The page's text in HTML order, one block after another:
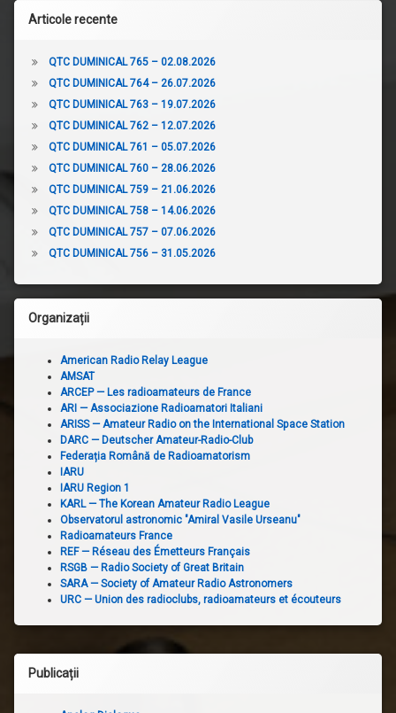
Articole recente
QTC DUMINICAL 765 – 02.08.2026
QTC DUMINICAL 764 – 26.07.2026
QTC DUMINICAL 763 – 19.07.2026
QTC DUMINICAL 762 – 12.07.2026
QTC DUMINICAL 761 – 05.07.2026
QTC DUMINICAL 760 – 28.06.2026
QTC DUMINICAL 759 – 21.06.2026
QTC DUMINICAL 758 – 14.06.2026
QTC DUMINICAL 757 – 07.06.2026
QTC DUMINICAL 756 – 31.05.2026
Organizații
American Radio Relay League
AMSAT
ARCEP — Les radioamateurs de France
ARI — Associazione Radioamatori Italiani
ARISS — Amateur Radio on the International Space Station
DARC — Deutscher Amateur-Radio-Club
Federația Română de Radioamatorism
IARU
IARU Region 1
KARL — The Korean Amateur Radio League
Observatorul astronomic "Amiral Vasile Urseanu"
Radioamateurs France
REF — Réseau des Émetteurs Français
RSGB — Radio Society of Great Britain
SARA — Society of Amateur Radio Astronomers
URC — Union des radioclubs, radioamateurs et écouteurs
Publicații